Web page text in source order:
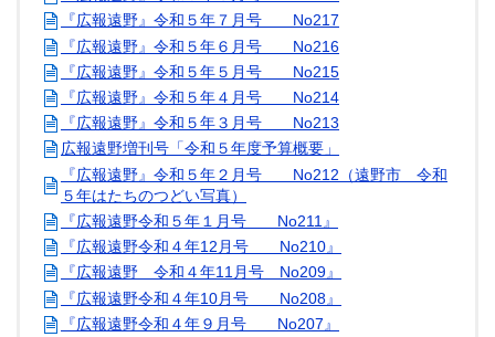
『広報遠野』令和５年７月号 No217
『広報遠野』令和５年６月号 No216
『広報遠野』令和５年５月号 No215
『広報遠野』令和５年４月号 No214
『広報遠野』令和５年３月号 No213
広報遠野増刊号「令和５年度予算概要」
『広報遠野』令和５年２月号 No212（遠野市 令和
５年はたちのつどい写真）
『広報遠野令和５年１月号 No211』
『広報遠野令和４年12月号 No210』
『広報遠野 令和４年11月号 No209』
『広報遠野令和４年10月号 No208』
『広報遠野令和４年９月号 No207』